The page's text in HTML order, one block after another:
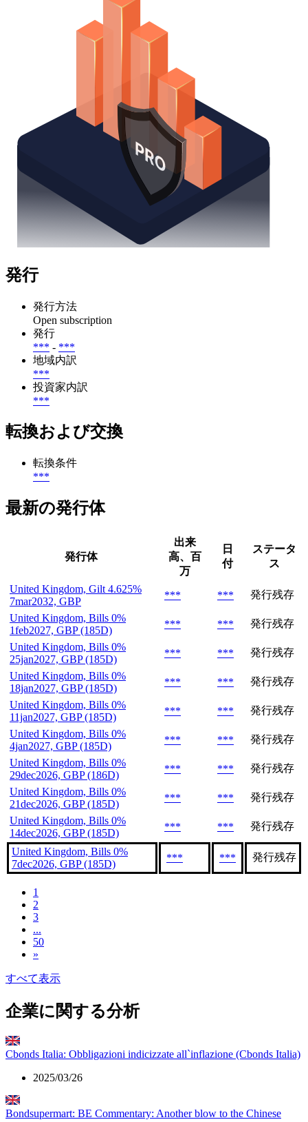
発行
発行方法
Open subscription
発行
*** - ***
地域内訳
***
投資家内訳
***
転換および交換
転換条件
***
最新の発行体
発行体
出来
高、百
万
日
付
ステータ
ス
United Kingdom, Gilt 4.625%
7mar2032, GBP
*** ***
発行残存
United Kingdom, Bills 0%
1feb2027, GBP (185D)
*** ***
発行残存
United Kingdom, Bills 0%
25jan2027, GBP (185D)
*** ***
発行残存
United Kingdom, Bills 0%
18jan2027, GBP (185D)
*** ***
発行残存
United Kingdom, Bills 0%
11jan2027, GBP (185D)
*** ***
発行残存
United Kingdom, Bills 0%
4jan2027, GBP (185D)
*** ***
発行残存
United Kingdom, Bills 0%
29dec2026, GBP (186D)
*** ***
発行残存
United Kingdom, Bills 0%
21dec2026, GBP (185D)
*** ***
発行残存
United Kingdom, Bills 0%
14dec2026, GBP (185D)
*** *** 発行残存
United Kingdom, Bills 0%
7dec2026, GBP (185D)
*** *** 発行残存
1
2
3
...
50
»
すべて表示
企業に関する分析
Cbonds Italia: Obbligazioni indicizzate all`inflazione (Cbonds Italia)
2025/03/26
Bondsupermart: BE Commentary: Another blow to the Chinese